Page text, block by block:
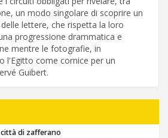
un modo singolare di scoprire un
lettere, che rispetta la loro
progressione drammatica e
mentre le fotografie, in
l'Egitto come cornice per un
Guibert.
di zafferano